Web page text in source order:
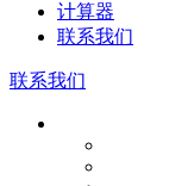
计算器
联系我们
联系我们